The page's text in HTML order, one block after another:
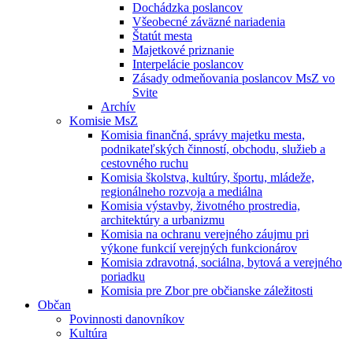
Dochádzka poslancov
Všeobecné záväzné nariadenia
Štatút mesta
Majetkové priznanie
Interpelácie poslancov
Zásady odmeňovania poslancov MsZ vo
Svite
Archív
Komisie MsZ
Komisia finančná, správy majetku mesta,
podnikateľských činností, obchodu, služieb a
cestovného ruchu
Komisia školstva, kultúry, športu, mládeže,
regionálneho rozvoja a mediálna
Komisia výstavby, životného prostredia,
architektúry a urbanizmu
Komisia na ochranu verejného záujmu pri
výkone funkcií verejných funkcionárov
Komisia zdravotná, sociálna, bytová a verejného
poriadku
Komisia pre Zbor pre občianske záležitosti
Občan
Povinnosti danovníkov
Kultúra